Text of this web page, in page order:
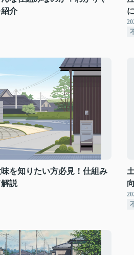
介
を知りたい方必見！仕組み
説